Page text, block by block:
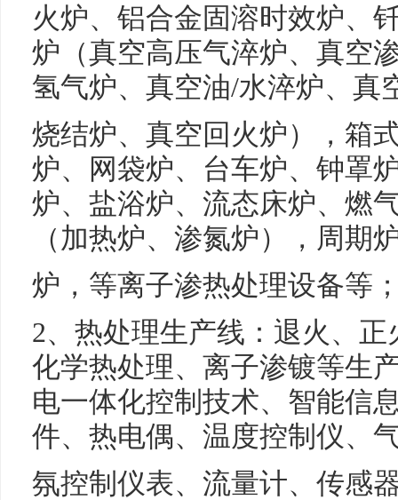
火炉、铝合金固溶时效炉、
炉（真空高压气淬炉、真空
氢气炉、真空油/水淬炉、真
烧结炉、真空回火炉），箱
炉、网袋炉、台车炉、钟罩
炉、盐浴炉、流态床炉、燃
（加热炉、渗氮炉），周期
炉，等离子渗热处理设备等
2、热处理生产线：退火、
化学热处理、离子渗镀等生
电一体化控制技术、智能信
件、热电偶、温度控制仪、
氛控制仪表、流量计、传感